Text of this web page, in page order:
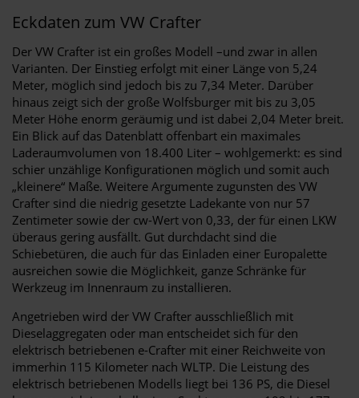
Eckdaten zum VW Crafter
Der VW Crafter ist ein großes Modell –und zwar in allen
Varianten. Der Einstieg erfolgt mit einer Länge von 5,24
Meter, möglich sind jedoch bis zu 7,34 Meter. Darüber
hinaus zeigt sich der große Wolfsburger mit bis zu 3,05
Meter Höhe enorm geräumig und ist dabei 2,04 Meter breit.
Ein Blick auf das Datenblatt offenbart ein maximales
Laderaumvolumen von 18.400 Liter – wohlgemerkt: es sind
schier unzählige Konfigurationen möglich und somit auch
„kleinere“ Maße. Weitere Argumente zugunsten des VW
Crafter sind die niedrig gesetzte Ladekante von nur 57
Zentimeter sowie der cw-Wert von 0,33, der für einen LKW
überaus gering ausfällt. Gut durchdacht sind die
Schiebetüren, die auch für das Einladen einer Europalette
ausreichen sowie die Möglichkeit, ganze Schränke für
Werkzeug im Innenraum zu installieren.
Angetrieben wird der VW Crafter ausschließlich mit
Dieselaggregaten oder man entscheidet sich für den
elektrisch betriebenen e-Crafter mit einer Reichweite von
immerhin 115 Kilometer nach WLTP. Die Leistung des
elektrisch betriebenen Modells liegt bei 136 PS, die Diesel